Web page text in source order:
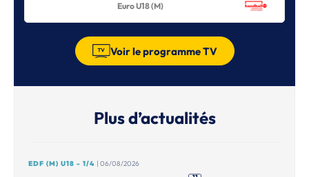
Euro U18 (M)
Voir le programme TV
Plus d’actualités
EDF (M) U18 - 1/4 | 06/08/2026